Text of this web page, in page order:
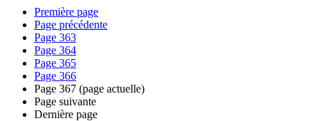
Première page
Page précédente
Page 363
Page 364
Page 365
Page 366
Page 367 (page actuelle)
Page suivante
Dernière page